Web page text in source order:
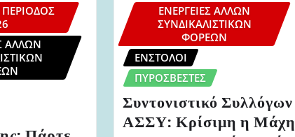
ΠΕΡΊΟΔΟΣ
ΆΛΛΩΝ
ΕΝΈΡΓΕΙΕΣ ΆΛΛΩΝ
ΣΥΝΔΙΚΑΛΙΣΤΙΚΏΝ
ΦΟΡΈΩΝ
ΈΝΣΤΟΛΟΙ
ΠΥΡΟΣΒΈΣΤΕΣ
Συντονιστικό Συλλόγων
ΑΣΣΥ: Κρίσιμη η Μάχη